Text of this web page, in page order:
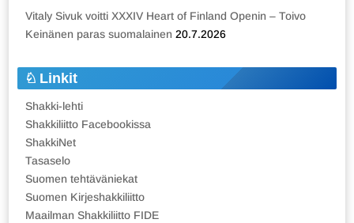
Vitaly Sivuk voitti XXXIV Heart of Finland Openin – Toivo
Keinänen paras suomalainen 20.7.2026
Linkit
Shakki-lehti
Shakkiliitto Facebookissa
ShakkiNet
Tasaselo
Suomen tehtäväniekat
Suomen Kirjeshakkiliitto
Maailman Shakkiliitto FIDE